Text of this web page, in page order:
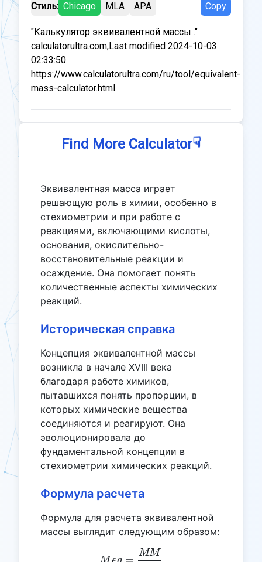
Стиль: Chicago MLA APA Copy
"Калькулятор эквивалентной массы ."
calculatorultra.com,Last modified 2024-10-03
02:33:50.
https://www.calculatorultra.com/ru/tool/equivalent-
mass-calculator.html.
Find More Calculator☟
Эквивалентная масса играет
решающую роль в химии, особенно в
стехиометрии и при работе с
реакциями, включающими кислоты,
основания, окислительно-
восстановительные реакции и
осаждение. Она помогает понять
количественные аспекты химических
реакций.
Историческая справка
Концепция эквивалентной массы
возникла в начале XVIII века
благодаря работе химиков,
пытавшихся понять пропорции, в
которых химические вещества
соединяются и реагируют. Она
эволюционировала до
фундаментальной концепции в
стехиометрии химических реакций.
Формула расчета
Формула для расчета эквивалентной
массы выглядит следующим образом:
Meq = \frac{MM}{HG}
MM